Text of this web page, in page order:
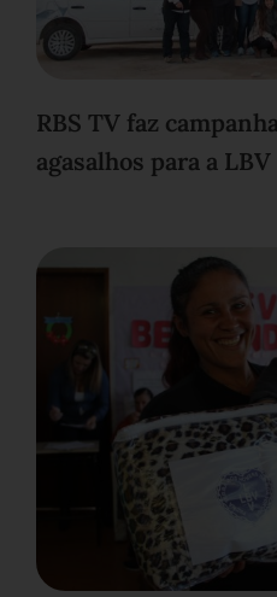
RBS TV faz
agasalhos para a LBV